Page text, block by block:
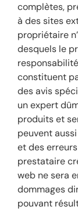
complètes,
à des sites
propriétaire
desquels le
constituent
des avis
un expert
produits et
peuvent
et des
prestataire
web ne sera
dommages
pouvant